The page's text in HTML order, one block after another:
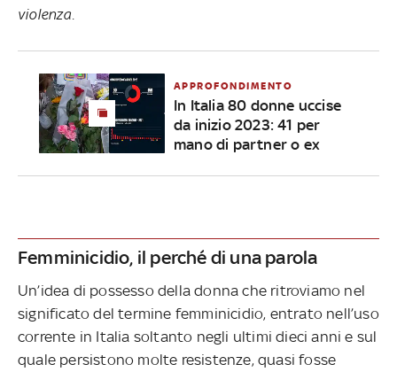
violenza.
APPROFONDIMENTO
In Italia 80 donne uccise
da inizio 2023: 41 per
mano di partner o ex
Femminicidio, il perché di una parola
Un’idea di possesso della donna che ritroviamo nel
significato del termine femminicidio, entrato nell’uso
corrente in Italia soltanto negli ultimi dieci anni e sul
quale persistono molte resistenze, quasi fosse